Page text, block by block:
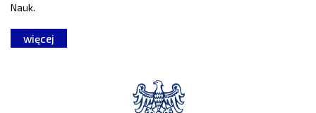
Nauk.
więcej